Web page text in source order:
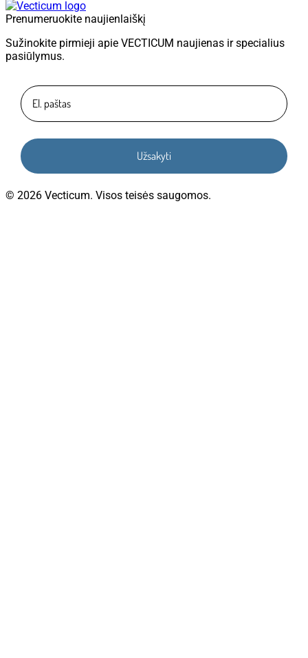
Prenumeruokite naujienlaiškį
Sužinokite pirmieji apie VECTICUM naujienas ir specialius
pasiūlymus.
Užsakyti
© 2026 Vecticum. Visos teisės saugomos.